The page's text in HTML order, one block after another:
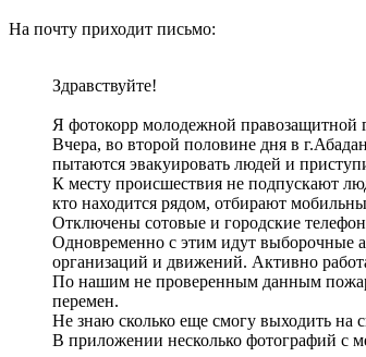
На почту приходит письмо:
Здравствуйте!
Я фотокорр молодежной
Вчера, во второй половине дня в
пытаются эвакуировать людей и
К месту происшествия не подпускают
кто находится рядом, отбирают
Отключены сотовые и городские
Одновременно с этим идут выборочные
организаций и движений. Активно
По нашим не проверенным данным пожар
перемен.
Не знаю сколько еще смогу выходить на
В приложении несколько фотографий с